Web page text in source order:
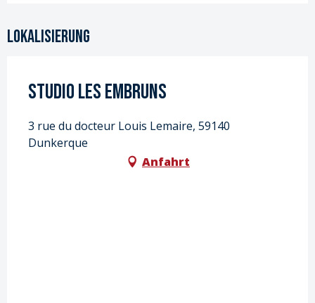
Lokalisierung
Studio les Embruns
3 rue du docteur Louis Lemaire, 59140
Dunkerque
Anfahrt